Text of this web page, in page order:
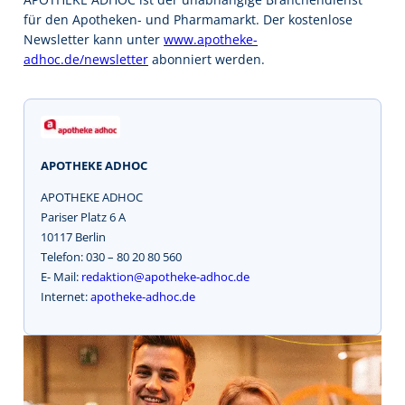
für den Apotheken- und Pharmamarkt. Der kostenlose
Newsletter kann unter www.apotheke-
adhoc.de/newsletter abonniert werden.
APOTHEKE ADHOC
APOTHEKE ADHOC
Pariser Platz 6 A
10117 Berlin
Telefon: 030 – 80 20 80 560
E- Mail: redaktion@apotheke-adhoc.de
Internet:apotheke-adhoc.de